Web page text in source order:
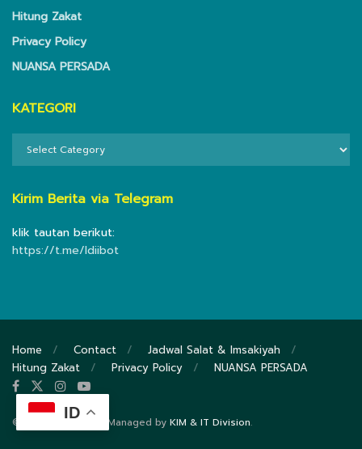
Hitung Zakat
Privacy Policy
NUANSA PERSADA
KATEGORI
KATEGORI
Kirim Berita via Telegram
klik tautan berikut:
https://t.me/ldiibot
Home Contact
Jadwal Salat & Imsakiyah
Hitung Zakat
Privacy Policy NUANSA PERSADA
© 2020 DPP LDII - Managed by KIM & IT Division.
ID